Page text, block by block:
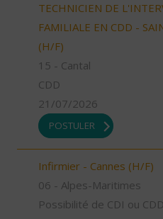
TECHNICIEN DE
FAMILIALE EN CDD -
(H/F)
15 - Cantal
CDD
21/07/2026
POSTULER
Infirmier - Cannes (H/F)
06 - Alpes-Maritimes
Possibilité de CDI ou CDD